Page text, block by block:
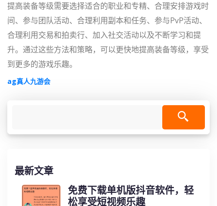
提高装备等级需要选择适合的职业和专精、合理安排游戏时
间、参与团队活动、合理利用副本和任务、参与PvP活动、
合理利用交易和拍卖行、加入社交活动以及不断学习和提
升。通过这些方法和策略，可以更快地提高装备等级，享受
到更多的游戏乐趣。
ag真人九游会
最新文章
免费下载单机版抖音软件，轻
松享受短视频乐趣